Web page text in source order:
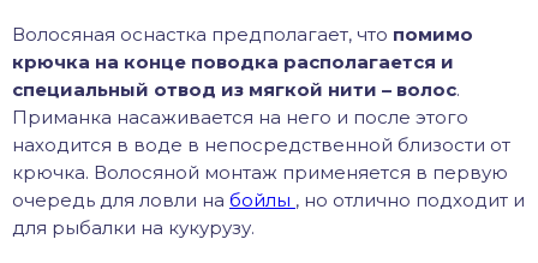
Волосяная оснастка предполагает, что помимо
крючка на конце поводка располагается и
специальный отвод из мягкой нити – волос.
Приманка насаживается на него и после этого
находится в воде в непосредственной близости от
крючка. Волосяной монтаж применяется в первую
очередь для ловли на бойлы , но отлично подходит и
для рыбалки на кукурузу.